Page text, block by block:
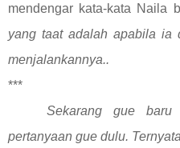
mendengar kata-kata Naila
yang taat adalah apabila
menjalankannya..
***
Sekarang gue
pertanyaan gue dulu.